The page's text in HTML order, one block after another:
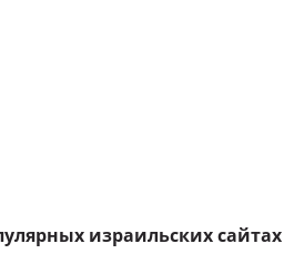
израильских сайтах